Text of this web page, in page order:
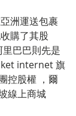
洲運送包裹
購了其股
巴巴則先是
internet 旗
控股權 ，爾
線上商城